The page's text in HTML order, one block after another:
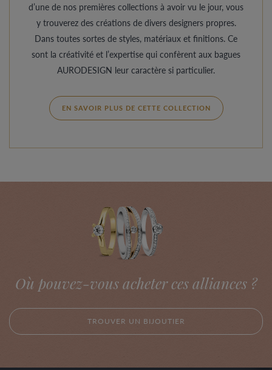
d’une de nos premières collections à avoir vu le jour, vous
y trouverez des créations de divers designers propres.
Dans toutes sortes de styles, matériaux et finitions. Ce
sont la créativité et l’expertise qui confèrent aux bagues
AURODESIGN leur caractère si particulier.
EN SAVOIR PLUS DE CETTE COLLECTION
Où pouvez-vous acheter ces alliances ?
TROUVER UN BIJOUTIER